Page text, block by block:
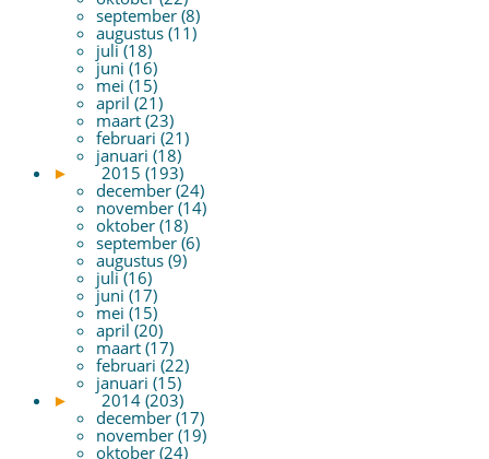
september (8)
augustus (11)
juli (18)
juni (16)
mei (15)
april (21)
maart (23)
februari (21)
januari (18)
►
2015 (193)
december (24)
november (14)
oktober (18)
september (6)
augustus (9)
juli (16)
juni (17)
mei (15)
april (20)
maart (17)
februari (22)
januari (15)
►
2014 (203)
december (17)
november (19)
oktober (24)